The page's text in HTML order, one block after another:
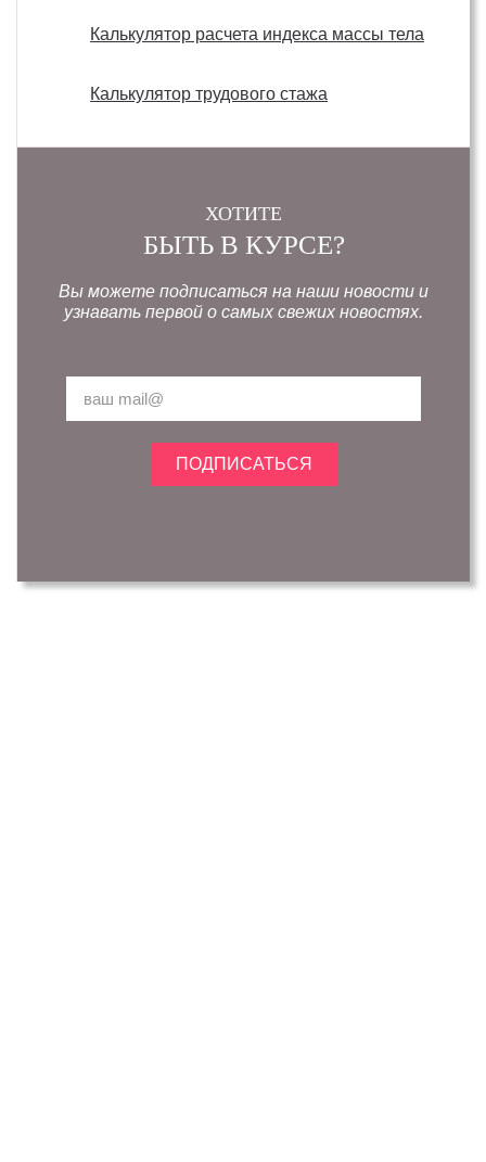
Калькулятор расчета индекса массы тела
Калькулятор трудового стажа
ХОТИТЕ
БЫТЬ В КУРСЕ?
Вы можете подписаться на наши новости и
узнавать первой о самых свежих новостях.
ПОДПИСАТЬСЯ